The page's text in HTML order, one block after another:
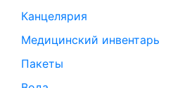
Канцелярия
Медицинский инвентарь
Пакеты